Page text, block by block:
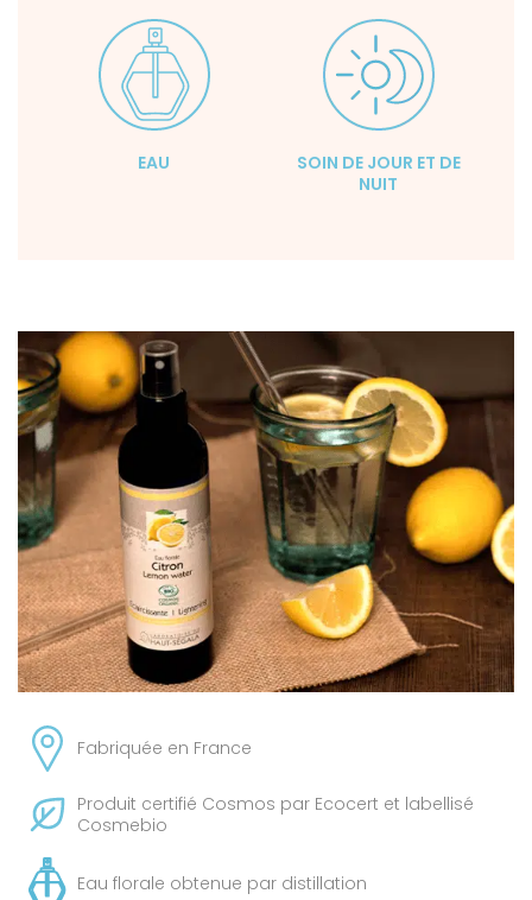
EAU
SOIN DE JOUR ET DE
NUIT
Fabriquée en France
Produit certifié Cosmos par Ecocert et labellisé
Cosmebio
Eau florale obtenue par distillation